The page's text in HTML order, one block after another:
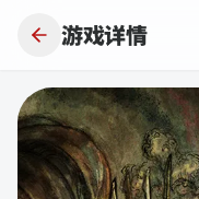
游戏详情